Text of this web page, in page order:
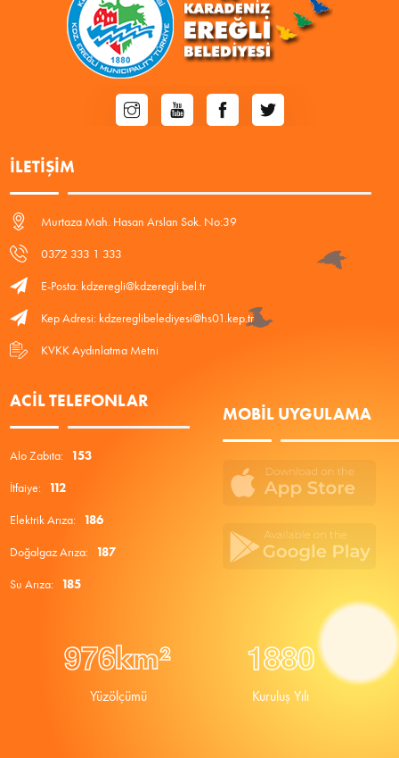
İLETIŞIM
Murtaza Mah. Hasan Arslan Sok. No:39
0372 333 1 333
E-Posta: kdzeregli@kdzeregli.bel.tr
Kep Adresi: kdzereglibelediyesi@hs01.kep.tr
KVKK Aydınlatma Metni
ACIL TELEFONLAR
Alo Zabıta: 153
İtfaiye: 112
Elektrik Arıza: 186
Doğalgaz Arıza: 187
Su Arıza: 185
MOBIL UYGULAMA
976km²
Yüzölçümü
1880
Kuruluş Yılı